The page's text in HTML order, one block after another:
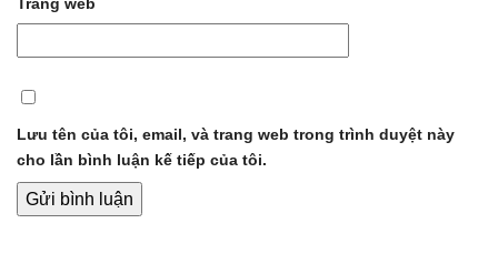
Lưu tên của tôi, email, và trang web trong trình duyệt này
cho lần bình luận kế tiếp của tôi.